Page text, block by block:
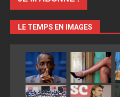
LE TEMPS EN IMAGES